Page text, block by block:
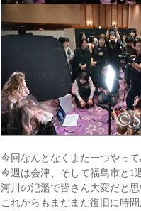
今回なんとなくまた一つやっ
今週は会津、そして福島市と1
河川の氾濫で皆さん大変だと
これからもまだまだ復旧に時